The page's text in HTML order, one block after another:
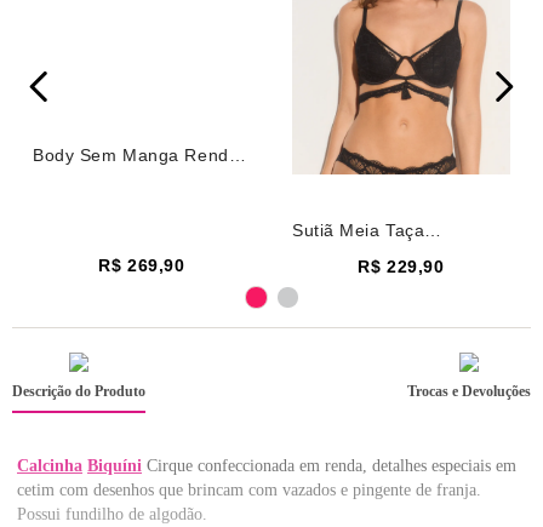
Body Sem Manga Renda
R$ 269,90
Sutiã Meia Taça
R$ 229,90
Descrição do Produto Trocas e Devoluções
Calcinha Biquíni Cirque confeccionada em renda, detalhes especiais em
cetim com desenhos que brincam com vazados e pingente de franja.
Possui fundilho de algodão.